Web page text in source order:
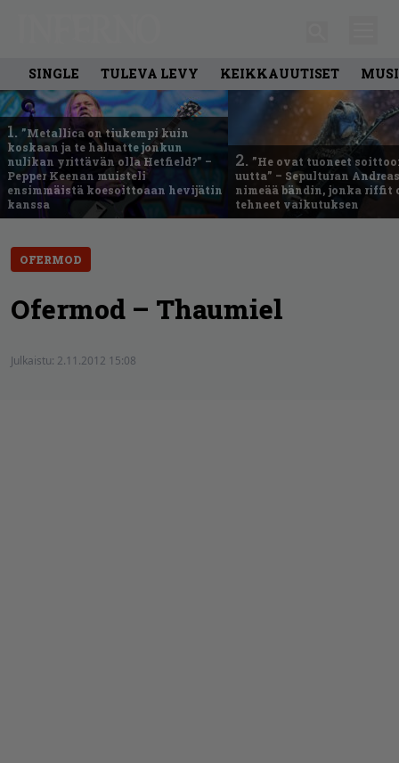
SINGLE TULEVA LEVY KEIKKAUUTISET
1. ”Metallica on tiukempi kuin
koskaan ja te haluatte jonkun
nulikan yrittävän olla Hetfield?” –
Pepper Keenan muisteli
ensimmäistä koesoittoaan hevijätin
kanssa
2. ”He ovat tuoneet
uutta” – Sepulturan
nimeää bändin, jonka riffit
tehneet vaikutuksen
OFERMOD
Ofermod – Thaumiel
Julkaistu: 2.11.2012 15:08